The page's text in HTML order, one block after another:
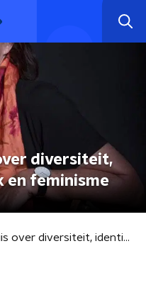
diversiteit,
feminisme
Jolande Withuis over diversiteit, identiteitspolitiek en feminisme